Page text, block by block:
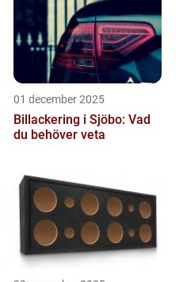
01 december 2025
Billackering i Sjöbo: Vad
du behöver veta